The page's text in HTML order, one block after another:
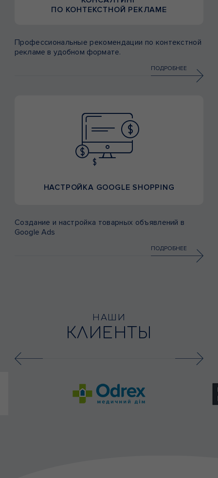
ПО КОНТЕКСТНОЙ РЕКЛАМЕ
Профессиональные рекомендации по контекстной
рекламе в удобном формате.
ПОДРОБНЕЕ
НАСТРОЙКА GOOGLE SHOPPING
Создание и настройка товарных объявлений в
Google Ads
ПОДРОБНЕЕ
НАШИ
КЛИЕНТЫ